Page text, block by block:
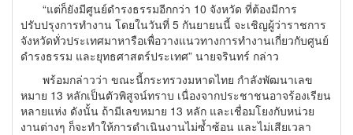
“แต่ก็ยังมีศูนย์ดำรงธรรมอีกกว่า 10 จังหวัด ที่ต้องมีการ
ปรับปรุงการทำงาน โดยในวันที่ 5 กันยายนนี้ จะเชิญผู้ว่าราชการ
จังหวัดทั่วประเทศมาหารือเพื่อวางแนวทางการทำงานเกี่ยวกับศูนย์
ดำรงธรรม และยุทธศาสตร์ประเทศ” นายจรินทร์ กล่าว
พร้อมกล่าวว่า ขณะนี้กระทรวงมหาดไทย กำลังพัฒนาเลข
หมาย 13 หลักเป็นตัวพิสูจน์ทราบ เนื่องจากประชาชนอาจร้องเรียน
หลายแห่ง ดังนั้น ถ้ามีเลขหมาย 13 หลัก และเชื่อมโยงกับหน่วย
งานต่างๆ ก็จะทำให้การดำเนินงานไม่ซ้ำซ้อน และไม่เสียเวลา